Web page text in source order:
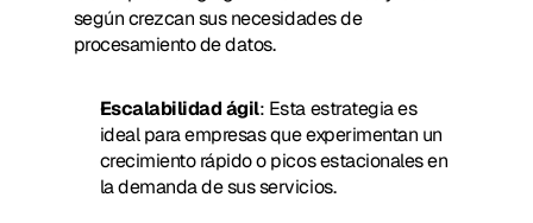
según crezcan sus necesidades de
procesamiento de datos.
Escalabilidad ágil: Esta estrategia es
ideal para empresas que experimentan un
crecimiento rápido o picos estacionales en
la demanda de sus servicios.